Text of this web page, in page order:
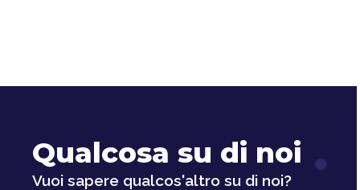
Qualcosa su di noi
Vuoi sapere qualcos'altro su di noi?